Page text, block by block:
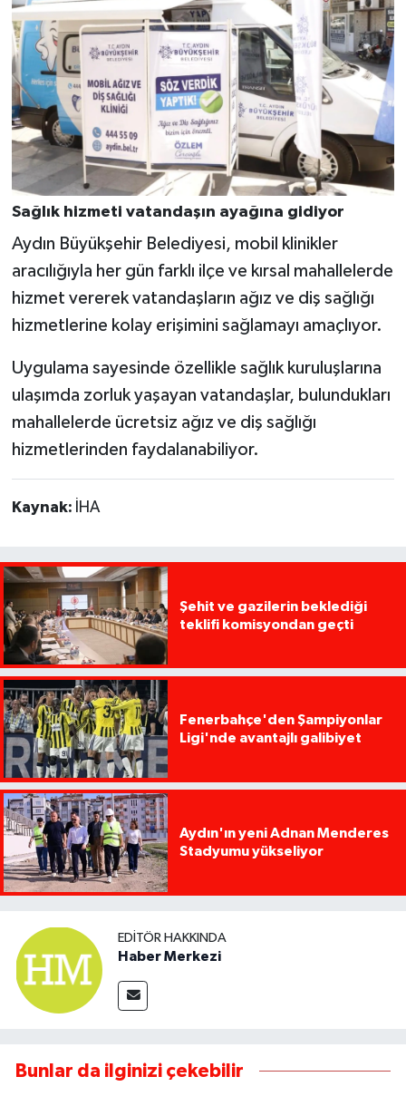
Sağlık hizmeti vatandaşın ayağına gidiyor
Aydın Büyükşehir Belediyesi, mobil klinikler
aracılığıyla her gün farklı ilçe ve kırsal mahallelerde
hizmet vererek vatandaşların ağız ve diş sağlığı
hizmetlerine kolay erişimini sağlamayı amaçlıyor.
Uygulama sayesinde özellikle sağlık kuruluşlarına
ulaşımda zorluk yaşayan vatandaşlar, bulundukları
mahallelerde ücretsiz ağız ve diş sağlığı
hizmetlerinden faydalanabiliyor.
Kaynak: İHA
Şehit ve gazilerin beklediği
teklifi komisyondan geçti
Fenerbahçe'den Şampiyonlar
Ligi'nde avantajlı galibiyet
Aydın'ın yeni Adnan Menderes
Stadyumu yükseliyor
EDITÖR HAKKINDA
Haber Merkezi
Bunlar da ilginizi çekebilir